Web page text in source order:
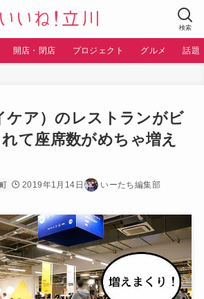
検索
開店・閉店 プロジェクト グルメ 話題
ケア）のレストランがビ
て座席数がめちゃ増え
2019年1月14日 いーたち編集部